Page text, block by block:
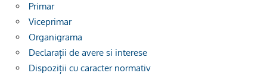
Primar
Viceprimar
Organigrama
Declarații de avere si interese
Dispoziții cu caracter normativ